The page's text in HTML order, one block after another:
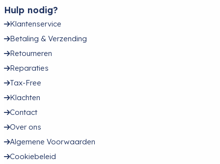
Hulp nodig?
Klantenservice
Betaling & Verzending
Retourneren
Reparaties
Tax-Free
Klachten
Contact
Over ons
Algemene Voorwaarden
Cookiebeleid